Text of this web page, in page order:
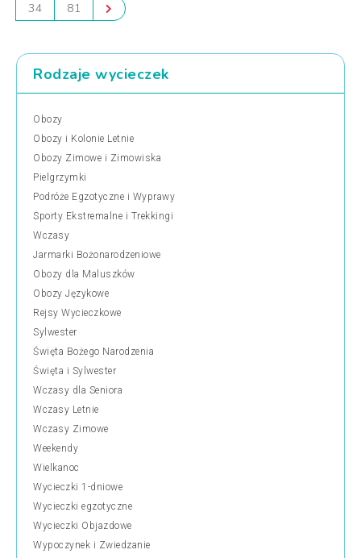
34 81
Rodzaje wycieczek
Obozy
Obozy i Kolonie Letnie
Obozy Zimowe i Zimowiska
Pielgrzymki
Podróże Egzotyczne i Wyprawy
Sporty Ekstremalne i Trekkingi
Wczasy
Jarmarki Bożonarodzeniowe
Obozy dla Maluszków
Obozy Językowe
Rejsy Wycieczkowe
Sylwester
Święta Bożego Narodzenia
Święta i Sylwester
Wczasy dla Seniora
Wczasy Letnie
Wczasy Zimowe
Weekendy
Wielkanoc
Wycieczki 1-dniowe
Wycieczki egzotyczne
Wycieczki Objazdowe
Wypoczynek i Zwiedzanie